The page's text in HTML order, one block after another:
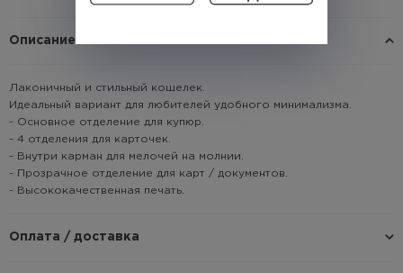
Описание
Лаконичный и стильный кошелек.
Идеальный вариант для любителей удобного минимализма.
- Основное отделение для купюр.
- 4 отделения для карточек.
- Внутри карман для мелочей на молнии.
- Прозрачное отделение для карт / документов.
- Высококачественная печать.
Оплата / доставка